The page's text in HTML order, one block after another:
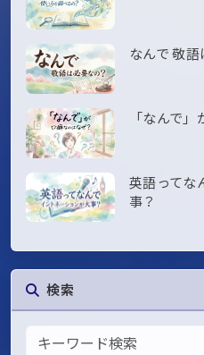
なんで 敬語
「なんで
英語ってな
事？
検索